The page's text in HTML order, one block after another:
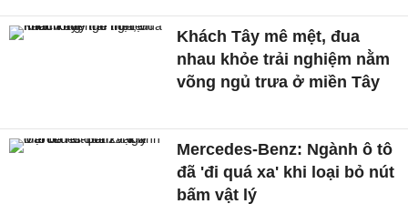
Khách Tây mê mệt, đua
nhau khỏe trải nghiệm nằm
võng ngủ trưa ở miền Tây
Mercedes-Benz: Ngành ô tô
đã 'đi quá xa' khi loại bỏ nút
bấm vật lý